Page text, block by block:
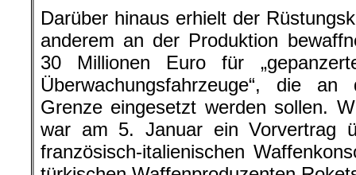
Darüber hinaus erhielt der
anderem an der Produktion
30 Millionen Euro für
Überwachungsfahrzeuge“, die an
Grenze eingesetzt werden sollen.
war am 5. Januar ein Vorvertrag
französisch-italienischen